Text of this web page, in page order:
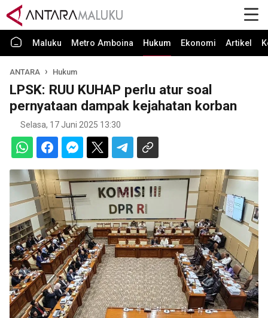
Maluku Metro Amboina Hukum Ekonomi Artikel
ANTARA Hukum
LPSK: RUU KUHAP perlu atur soal
pernyataan dampak kejahatan korban
Selasa, 17 Juni 2025 13:30